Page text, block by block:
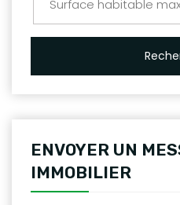
ENVOYER UN
IMMOBILIER